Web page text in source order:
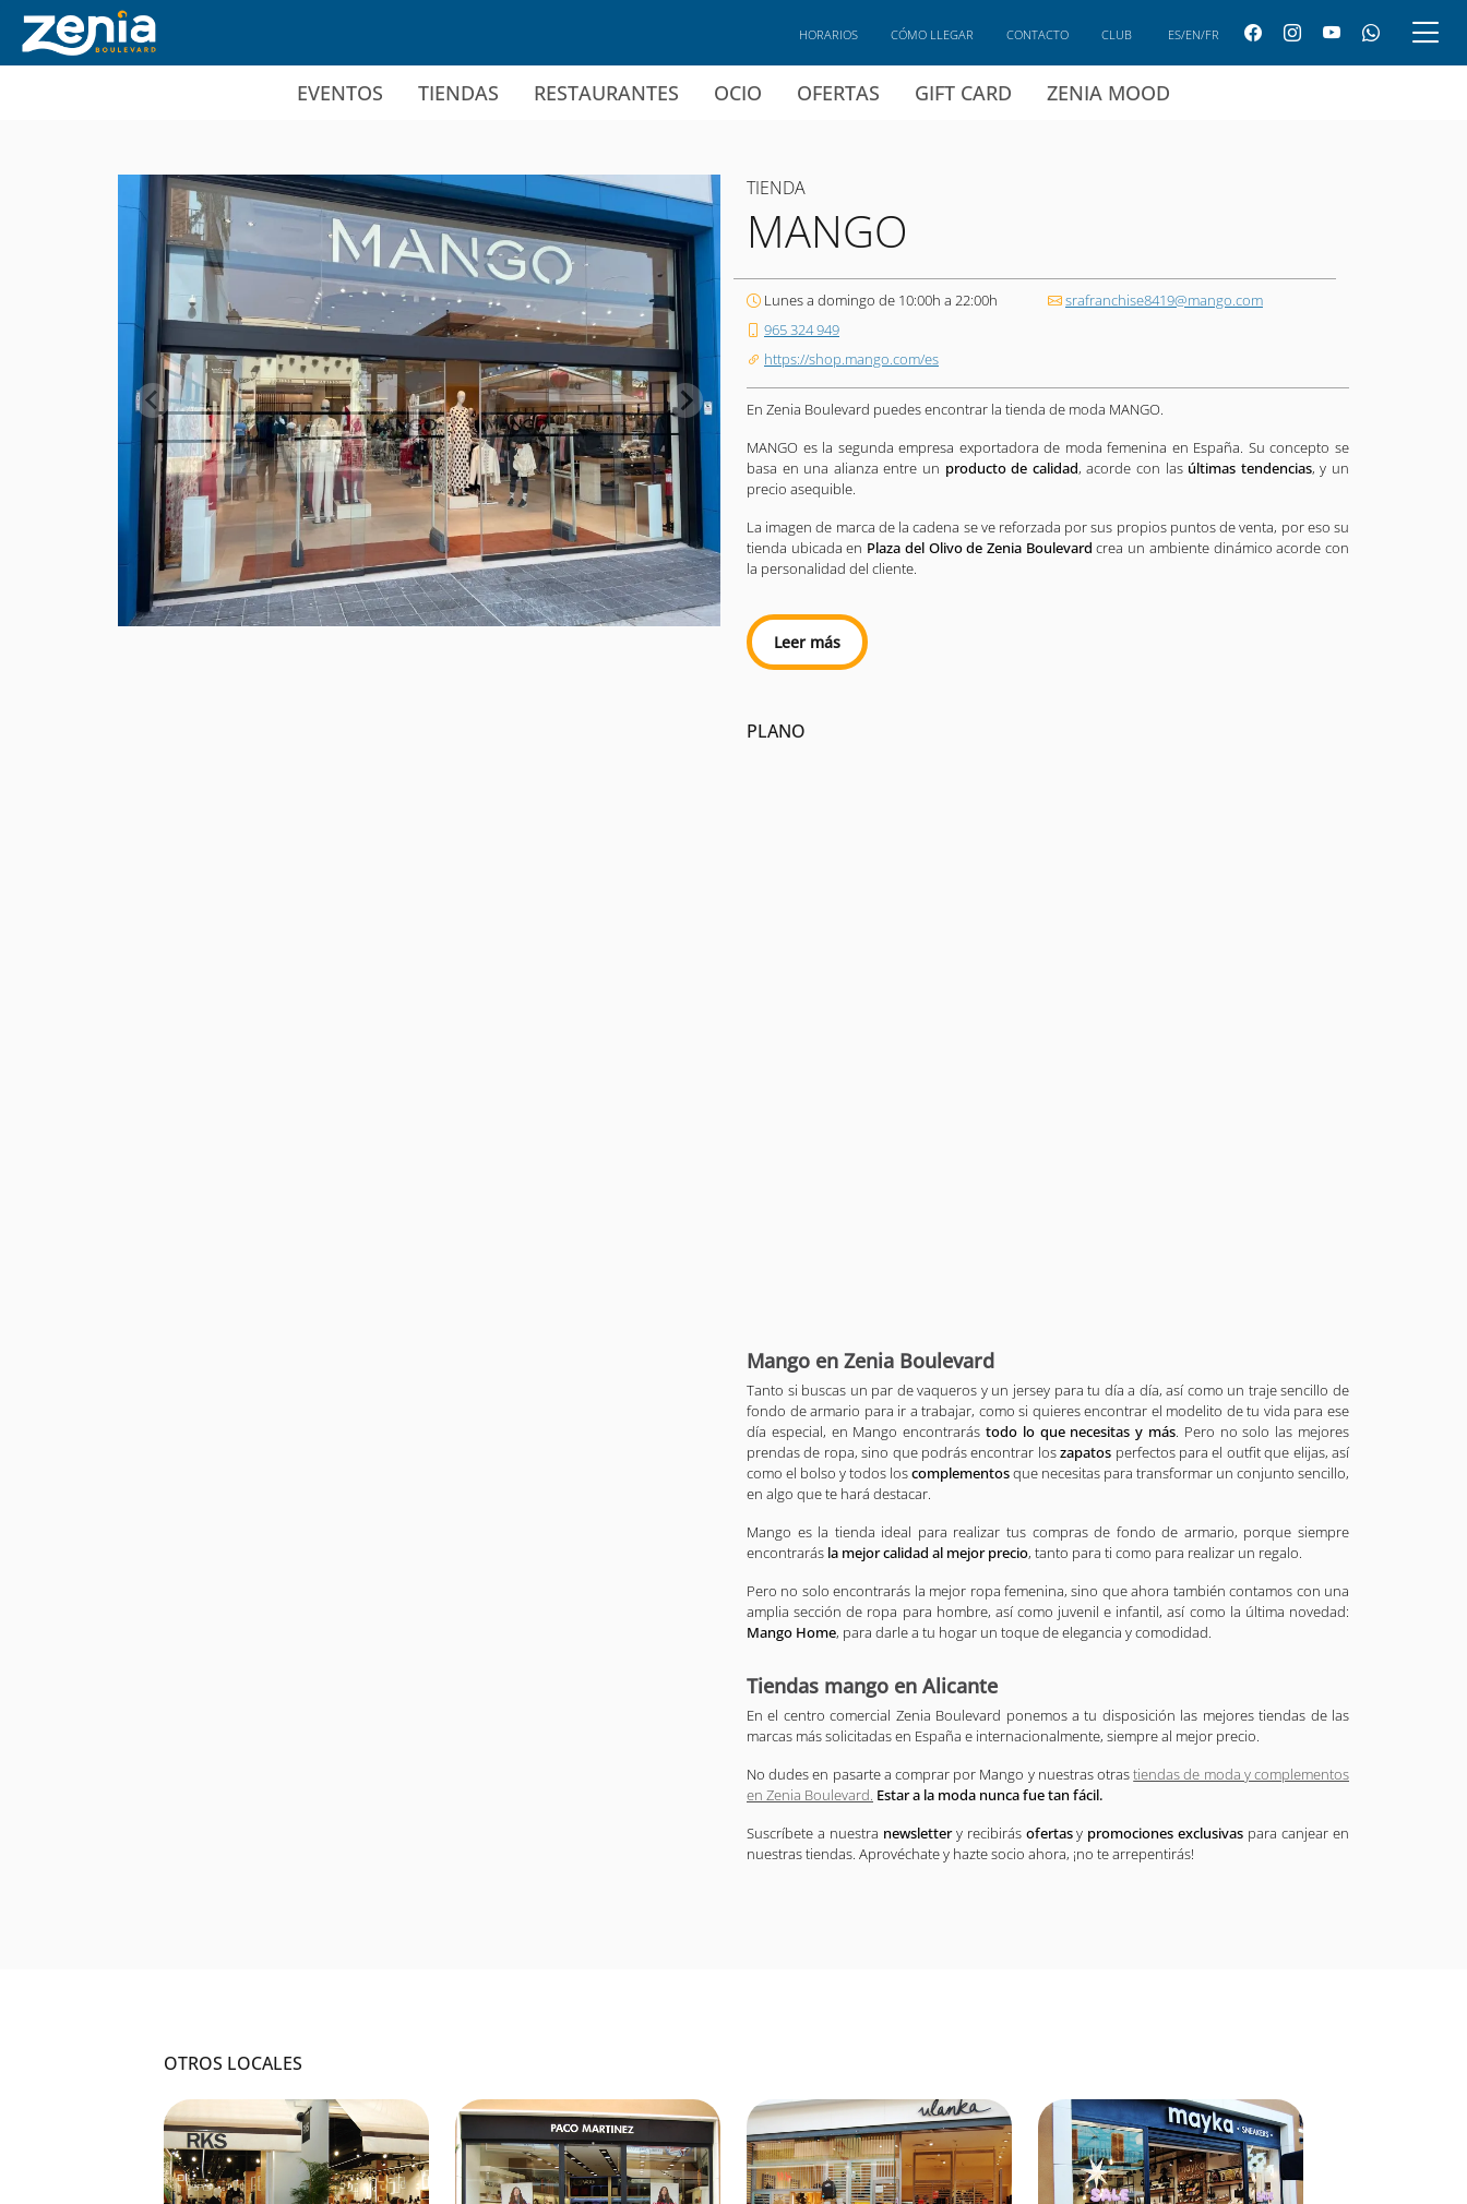
Ir al contenido principal
EVENTOS TIENDAS RESTAURANTES OCIO OFERTAS GIFT CARD ZENIA MOOD
HORARIOS CÓMO LLEGAR CONTACTO CLUB ES/EN/FR
TIENDA
MANGO
Lunes a domingo de 10:00h a 22:00h
srafranchise8419@mango.com
965 324 949
https://shop.mango.com/es
En Zenia Boulevard puedes encontrar la tienda de moda MANGO.
MANGO es la segunda empresa exportadora de moda femenina en España. Su concepto se
basa en una alianza entre un producto de calidad, acorde con lasúltimas tendencias, y un
precio asequible.
La imagen de marca de la cadena se ve reforzada por sus propios puntos de venta, por eso su
tienda ubicada en Plaza del Olivo de Zenia Boulevard crea un ambiente dinámico acorde con
la personalidad del cliente.
Leer más
PLANO
Mango en Zenia Boulevard
Tanto si buscas un par de vaqueros y un jersey para tu día a día, así como un traje sencillo de
fondo de armario para ir a trabajar, como si quieres encontrar el modelito de tu vida para ese
día especial, en Mango encontrarás todo lo que necesitas y más. Pero no solo las mejores
prendas de ropa, sino que podrás encontrar loszapatos perfectos para el outfit que elijas, así
como el bolso y todos loscomplementosque necesitas para transformar un conjunto sencillo,
en algo que te hará destacar.
Mango es la tienda ideal para realizar tus compras de fondo de armario, porque siempre
encontrarás la mejor calidad al mejor precio, tanto para ti como para realizar un regalo.
Pero no solo encontrarás la mejor ropa femenina, sino que ahora también contamos con una
amplia sección de ropa para hombre, así como juvenil e infantil, así como la última novedad:
Mango Home, para darle a tu hogar un toque de elegancia y comodidad.
Tiendas mango en Alicante
En el centro comercial Zenia Boulevard ponemos a tu disposición las mejores tiendas de las
marcas más solicitadas en España e internacionalmente, siempre al mejor precio.
No dudes en pasarte a comprar por Mango y nuestras otrastiendas de moda y complementos
en Zenia Boulevard. Estar a la moda nunca fue tan fácil.
Suscríbete a nuestra newslettery recibirás ofertasy promociones exclusivas para canjear en
nuestras tiendas. Aprovéchate y hazte socio ahora, ¡no te arrepentirás!
OTROS LOCALES